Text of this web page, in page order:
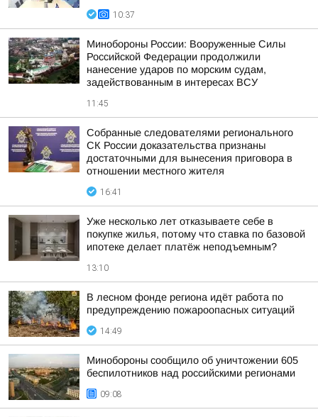
10:37
Минобороны России: Вооруженные Силы
Российской Федерации продолжили
нанесение ударов по морским судам,
задействованным в интересах ВСУ
11:45
Собранные следователями регионального
СК России доказательства признаны
достаточными для вынесения приговора в
отношении местного жителя
16:41
Уже несколько лет отказываете себе в
покупке жилья, потому что ставка по базовой
ипотеке делает платёж неподъемным?
13:10
В лесном фонде региона идёт работа по
предупреждению пожароопасных ситуаций
14:49
Минобороны сообщило об уничтожении 605
беспилотников над российскими регионами
09:08